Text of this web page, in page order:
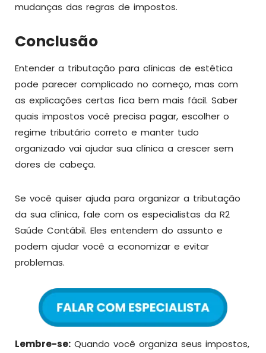
mudanças das regras de impostos.
Conclusão
Entender a tributação para clínicas de estética
pode parecer complicado no começo, mas com
as explicações certas fica bem mais fácil. Saber
quais impostos você precisa pagar, escolher o
regime tributário correto e manter tudo
organizado vai ajudar sua clínica a crescer sem
dores de cabeça.
Se você quiser ajuda para organizar a tributação
da sua clínica, fale com os especialistas da R2
Saúde Contábil. Eles entendem do assunto e
podem ajudar você a economizar e evitar
problemas.
Lembre-se: Quando você organiza seus impostos,